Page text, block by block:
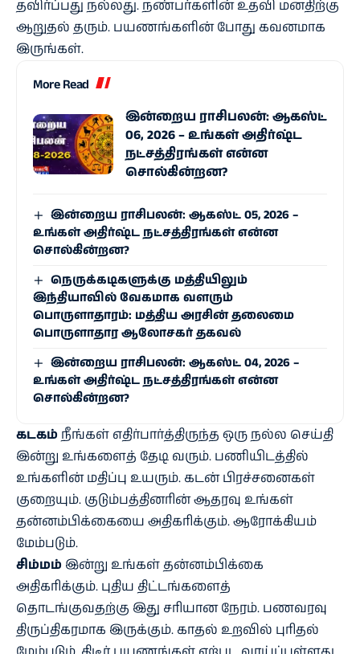
தவிர்ப்பது நல்லது. நண்பர்களின் உதவி மனதிற்கு
ஆறுதல் தரும். பயணங்களின் போது கவனமாக
இருங்கள்.
More Read
இன்றைய ராசிபலன்: ஆகஸ்ட்
06, 2026 – உங்கள் அதிர்ஷ்ட
நட்சத்திரங்கள் என்ன
சொல்கின்றன?
இன்றைய ராசிபலன்: ஆகஸ்ட் 05, 2026 –
உங்கள் அதிர்ஷ்ட நட்சத்திரங்கள் என்ன
சொல்கின்றன?
நெருக்கடிகளுக்கு மத்தியிலும்
இந்தியாவில் வேகமாக வளரும்
பொருளாதாரம்: மத்திய அரசின் தலைமை
பொருளாதார ஆலோசகர் தகவல்
இன்றைய ராசிபலன்: ஆகஸ்ட் 04, 2026 –
உங்கள் அதிர்ஷ்ட நட்சத்திரங்கள் என்ன
சொல்கின்றன?
கடகம் நீங்கள் எதிர்பார்த்திருந்த ஒரு நல்ல செய்தி
இன்று உங்களைத் தேடி வரும். பணியிடத்தில்
உங்களின் மதிப்பு உயரும். கடன் பிரச்சனைகள்
குறையும். குடும்பத்தினரின் ஆதரவு உங்கள்
தன்னம்பிக்கையை அதிகரிக்கும். ஆரோக்கியம்
மேம்படும்.
சிம்மம் இன்று உங்கள் தன்னம்பிக்கை
அதிகரிக்கும். புதிய திட்டங்களைத்
தொடங்குவதற்கு இது சரியான நேரம். பணவரவு
திருப்திகரமாக இருக்கும். காதல் உறவில் புரிதல்